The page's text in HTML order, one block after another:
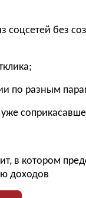
соцсетей без
по разным
в котором
доходов